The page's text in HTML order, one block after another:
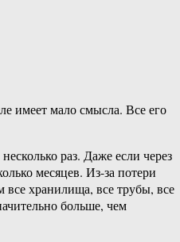
имеет мало смысла. Все его
раз. Даже если через
месяцев. Из-за потери
все хранилища, все трубы, все
больше, чем